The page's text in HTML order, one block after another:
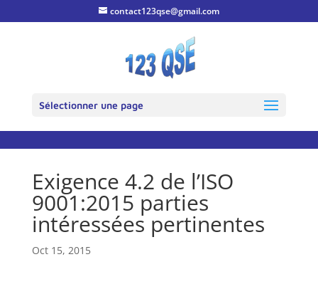
contact123qse@gmail.com
Sélectionner une page
Exigence 4.2 de l’ISO
9001:2015 parties
intéressées pertinentes
Oct 15, 2015